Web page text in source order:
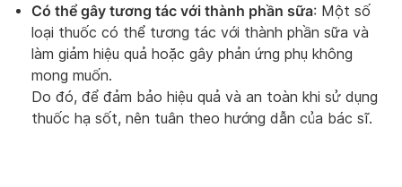
Có thể gây tương tác với thành phần sữa: Một số
loại thuốc có thể tương tác với thành phần sữa và
làm giảm hiệu quả hoặc gây phản ứng phụ không
mong muốn.
Do đó, để đảm bảo hiệu quả và an toàn khi sử dụng
thuốc hạ sốt, nên tuân theo hướng dẫn của bác sĩ.